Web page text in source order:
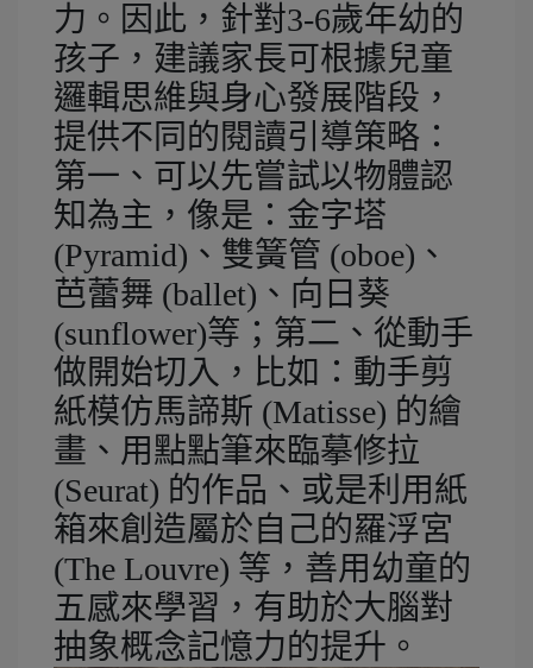
力。因此，針對3-6歲年幼的
孩子，建議家長可根據兒童
邏輯思維與身心發展階段，
提供不同的閱讀引導策略：
第一、可以先嘗試以物體認
知為主，像是：金字塔
(Pyramid)、雙簧管 (oboe)、
芭蕾舞 (ballet)、向日葵
(sunflower)等；第二、從動手
做開始切入，比如：動手剪
紙模仿馬諦斯 (Matisse) 的繪
畫、用點點筆來臨摹修拉
(Seurat) 的作品、或是利用紙
箱來創造屬於自己的羅浮宮
(The Louvre) 等，善用幼童的
五感來學習，有助於大腦對
抽象概念記憶力的提升。